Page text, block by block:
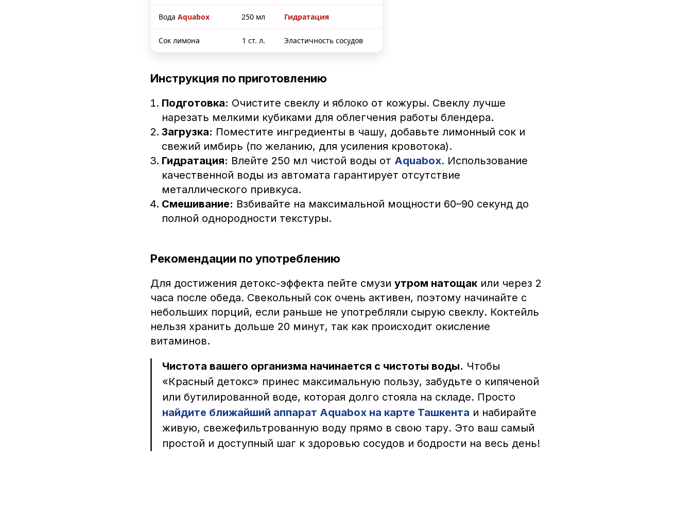
Вода Aquabox 250 мл Гидратация
Сок лимона 1 ст. л. Эластичность сосудов
Инструкция по приготовлению
Подготовка: Очистите свеклу и яблоко от кожуры. Свеклу лучше
нарезать мелкими кубиками для облегчения работы блендера.
Загрузка: Поместите ингредиенты в чашу, добавьте лимонный сок и
свежий имбирь (по желанию, для усиления кровотока).
Гидратация: Влейте 250 мл чистой воды от Aquabox. Использование
качественной воды из автомата гарантирует отсутствие
металлического привкуса.
Смешивание: Взбивайте на максимальной мощности 60–90 секунд до
полной однородности текстуры.
Рекомендации по употреблению
Для достижения детокс-эффекта пейте смузи утром натощак или через 2
часа после обеда. Свекольный сок очень активен, поэтому начинайте с
небольших порций, если раньше не употребляли сырую свеклу. Коктейль
нельзя хранить дольше 20 минут, так как происходит окисление
витаминов.
Чистота вашего организма начинается с чистоты воды. Чтобы
«Красный детокс» принес максимальную пользу, забудьте о кипяченой
или бутилированной воде, которая долго стояла на складе. Просто
найдите ближайший аппарат Aquabox на карте Ташкента и набирайте
живую, свежефильтрованную воду прямо в свою тару. Это ваш самый
простой и доступный шаг к здоровью сосудов и бодрости на весь день!